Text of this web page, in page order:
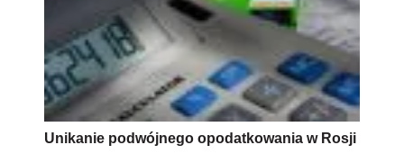
Unikanie podwójnego opodatkowania w Rosji